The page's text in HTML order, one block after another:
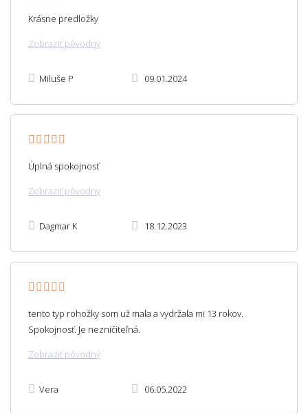
Krásne predložky
Zobraziť pôvodný
Miluše P 09.01.2024
Úplná spokojnosť
Zobraziť pôvodný
Dagmar K 18.12.2023
tento typ rohožky som už mala a vydržala mi 13 rokov.
Spokojnosť. Je nezničiteľná.
Zobraziť pôvodný
Vera 06.05.2022